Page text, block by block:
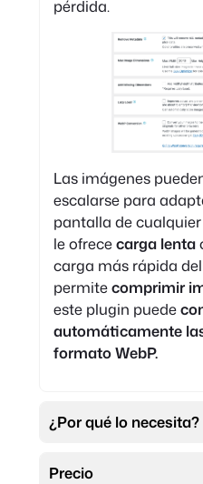
pérdida.
Las imágenes
escalarse para
pantalla de
le ofrececarga lenta
carga más rápida
permitecomprimir
este plugin puede
automáticamente
formato WebP.
¿Por qué lo necesita?
Precio